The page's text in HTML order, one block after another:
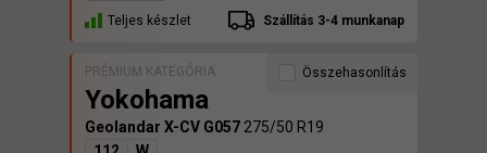
Teljes készlet Szállítás 3-4 munkanap
PRÉMIUM KATEGÓRIA
Yokohama
Geolandar X-CV G057 275/50 R19
Összehasonlítás